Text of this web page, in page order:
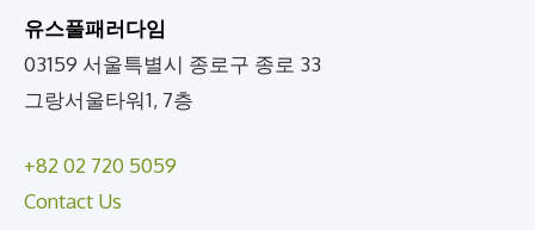
유스풀패러다임
03159 서울특별시 종로구 종로 33
그랑서울타워1, 7층
+82 02 720 5059
Contact Us